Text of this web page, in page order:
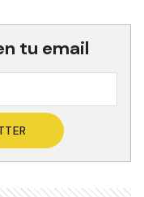
tu email